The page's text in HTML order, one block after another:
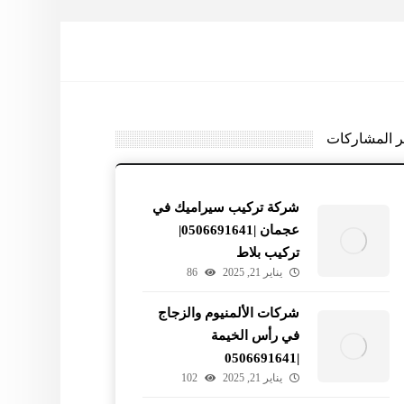
المشاركات
شركة تركيب سيراميك في
عجمان |0506691641|
تركيب بلاط
يناير 21, 2025 86
شركات الألمنيوم والزجاج
في رأس الخيمة
|0506691641
يناير 21, 2025 102